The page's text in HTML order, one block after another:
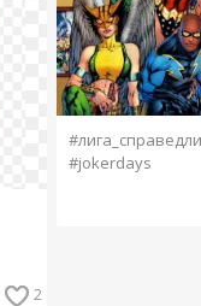
2
#jokerdays